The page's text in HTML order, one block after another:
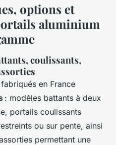
options et
aluminium
coulissants,
en France
: modèles battants à deux
portails coulissants
ou sur pente, ainsi
permettant une